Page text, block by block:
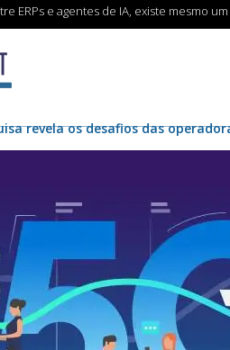
ERPs e agentes de IA, existe mesmo
revela os desafios das